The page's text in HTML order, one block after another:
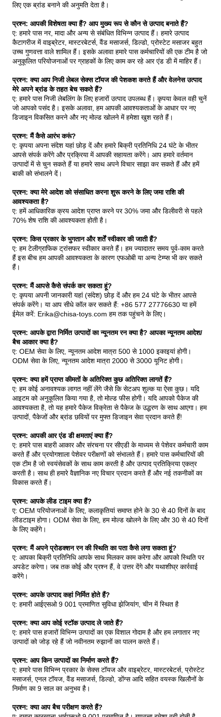
लिए एक ब्रांड बनाने की अनुमति देता है।
प्रश्न: आपकी विशेषता क्या हैं? आप मुख्य रूप से कौन से उत्पाद बनाते हैं?
ए: हमारे पास नर, मादा और अन्य से संबंधित विभिन्न उत्पाद हैं। हमारे उत्पाद
कैटागरीज में वाइब्रेटर, मास्टरबेटर्स, वैंड मसाजर्स, डिल्डो, प्रोस्टेट मसाजर बहुत
उच्च गुणवत्ता वाले शामिल हैं। इसके अलावा हमारे पास कर्मचारियों की एक टीम है जो
अनुकूलित परियोजनाओं पर ग्राहकों के लिए काम कर रहे आर एंड डी में माहिर हैं।
प्रश्न: क्या आप निजी लेबल सेक्स टॉयज की पेशकश करते हैं और वेलनेस उत्पाद
मेरे अपने ब्रांड के तहत बेच सकते हैं?
ए: हमारे पास निजी लेबलिंग के लिए हजारों उत्पाद उपलब्ध हैं। कृपया केवल वही चुनें
जो आपको पसंद है। इसके अलावा, हम आपकी आवश्यकताओं के आधार पर नए
डिजाइन विकसित करने और नए मोल्ड खोलने में हमेशा खुश रहते हैं।
प्रश्न: मैं कैसे आरंभ करूं?
ए: कृपया अपना संदेश यहां छोड़ दें और हमारे बिक्री प्रतिनिधि 24 घंटे के भीतर
आपसे संपर्क करेंगे और प्रक्रिया में आपकी सहायता करेंगे। आप हमारे वर्तमान
उत्पादों में से चुन सकते हैं या हमारे साथ अपने विचार साझा कर सकते हैं और हमें
बाकी को संभालने दें।
प्रश्न: क्या मेरे आदेश को संसाधित करना शुरू करने के लिए जमा राशि की
आवश्यकता है?
ए: हमें आधिकारिक क्रय आदेश प्राप्त करने पर 30% जमा और डिलीवरी से पहले
70% शेष राशि की आवश्यकता होती है।
प्रश्न: किस प्रकार के भुगतान और शर्तें स्वीकार की जाती हैं?
ए: हम टेलीग्राफिक ट्रांसफर स्वीकार करते हैं। हम ज्यादातर समय पूर्व-काम करते
हैं इस बीच हम आपकी आवश्यकता के कारण एफओबी या अन्य टेम्प्स भी कर सकते
हैं।
प्रश्न: मैं आपसे कैसे संपर्क कर सकता हूं?
ए: कृपया अपनी जानकारी यहां (संदेश) छोड़ दें और हम 24 घंटे के भीतर आपसे
संपर्क करेंगे। या आप सीधे कॉल कर सकते हैं: +86 577 27776630 या हमें
ईमेल करें: Erika@chisa-toys.com हम तक पहुंचने के लिए।
प्रश्न: आपके द्वारा निर्मित उत्पादों का न्यूनतम रन क्या है? आपका न्यूनतम आदेश/
बैच आकार क्या है?
ए: OEM सेवा के लिए, न्यूनतम आदेश मात्रा 500 से 1000 इकाइयां होगी।
ODM सेवा के लिए, न्यूनतम आदेश मात्रा 2000 से 3000 यूनिट होगी।
प्रश्न: क्या हमें प्राप्त कीमतों के अतिरिक्त कुछ अतिरिक्त लागतें हैं?
ए: हम कोई अनावश्यक लागत नहीं लेंगे जैसे कि सेटअप शुल्क या ऐसा कुछ। यदि
आइटम को अनुकूलित किया गया है, तो मोल्ड फीस होगी। यदि आपको पैकेज की
आवश्यकता है, तो यह हमारे पैकेज विक्रेता से पैकेज के उद्धरण के साथ आएगा। हम
उत्पादों, पैकेजों और ब्रांड छवियों पर मुफ्त डिजाइन सेवा प्रदान करते हैं!
प्रश्न: आपकी आर एंड डी क्षमताएं क्या हैं?
ए: हमारे पास बाहरी आकार और संरचना पर सीएडी के माध्यम से पेशेवर कर्मचारी काम
करते हैं और प्रयोगशाला पेशेवर परीक्षणों को संभालते हैं। हमारे पास कर्मचारियों की
एक टीम है जो स्वयंसेवकों के साथ काम करती है और उत्पाद प्रतिक्रिया एकत्र
करती है। साथ ही हमारे वैज्ञानिक नए विचार प्रदान करते हैं और नई तकनीकों का
विकास करते हैं।
प्रश्न: आपके लीड टाइम क्या हैं?
ए: OEM परियोजनाओं के लिए, कलाकृतियां समाप्त होने के 30 से 40 दिनों के बाद
लीडटाइम होगा। ODM सेवा के लिए, हम मोल्ड खोलने के लिए और 30 से 40 दिनों
के लिए कहेंगे।
प्रश्न: मैं अपने प्रोडक्शन रन की स्थिति का पता कैसे लगा सकता हूं?
ए: आपका बिक्री प्रतिनिधि आपके साथ मिलकर काम करेगा और आपको स्थिति पर
अपडेट करेगा। जब तक कोई और प्रश्न हैं, वे उत्तर देंगे और यथाशीघ्र कार्रवाई
करेंगे।
प्रश्न: आपके उत्पाद कहां निर्मित होते हैं?
ए: हमारी आईएसओ 9 001 प्रमाणित सुविधा झेजियांग, चीन में स्थित है
प्रश्न: क्या आप कोई स्टॉक उत्पाद ले जाते हैं?
ए: हमारे पास हजारों विभिन्न उत्पादों का एक विशाल गोदाम है और हम लगातार नए
उत्पादों को जोड़ रहे हैं जो नवीनतम रुझानों का पालन करते हैं।
प्रश्न: आप किन उत्पादों का निर्माण करते हैं?
ए: हमारे पास विभिन्न प्रकार के सेक्स टॉयज और वाइब्रेटर, मास्टरबेटर्स, प्रोस्टेट
मसाजर्स, एनल टॉयज, वैंड मसाजर्स, डिल्डो, डोंग्स आदि सहित वयस्क खिलौनों के
निर्माण का 9 साल का अनुभव है।
प्रश्न: क्या आप बैच परीक्षण करते हैं?